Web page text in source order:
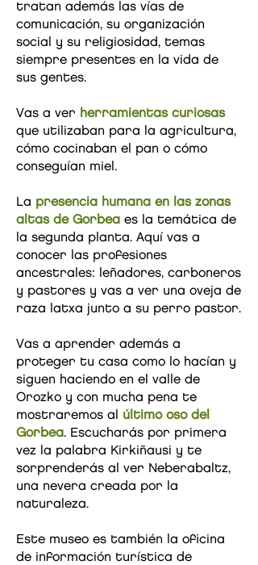
tratan además las vías de
comunicación, su organización
social y su religiosidad, temas
siempre presentes en la vida de
sus gentes.
Vas a ver herramientas curiosas
que utilizaban para la agricultura,
cómo cocinaban el pan o cómo
conseguían miel.
La presencia humana en las zonas
altas de Gorbea es la temática de
la segunda planta. Aquí vas a
conocer las profesiones
ancestrales: leñadores, carboneros
y pastores y vas a ver una oveja de
raza latxa junto a su perro pastor.
Vas a aprender además a
proteger tu casa como lo hacían y
siguen haciendo en el valle de
Orozko y con mucha pena te
mostraremos al último oso del
Gorbea. Escucharás por primera
vez la palabra Kirkiñausi y te
sorprenderás al ver Neberabaltz,
una nevera creada por la
naturaleza.
Este museo es también la oficina
de información turística de